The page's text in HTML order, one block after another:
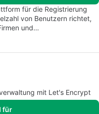
für die Registrierung
von Benutzern richtet,
und…
mit Let's Encrypt
für